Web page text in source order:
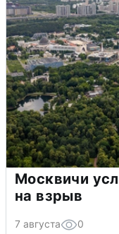
Москвичи
на взрыв
7 августа 0